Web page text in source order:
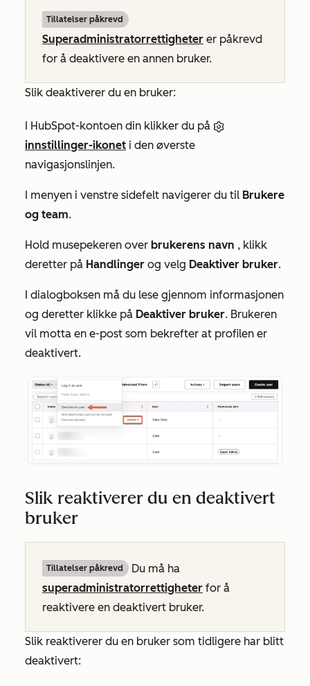
Tillatelser påkrevd
Superadministratorrettigheter er påkrevd
for å deaktivere en annen bruker.
Slik deaktiverer du en bruker:
I HubSpot-kontoen din klikker du på
innstillinger-ikonet i den øverste
navigasjonslinjen.
I menyen i venstre sidefelt navigerer du til Brukere
og team.
Hold musepekeren over brukerens navn , klikk
deretter på Handlinger og velg Deaktiver bruker.
I dialogboksen må du lese gjennom informasjonen
og deretter klikke på Deaktiver bruker. Brukeren
vil motta en e-post som bekrefter at profilen er
deaktivert.
Slik reaktiverer du en deaktivert
bruker
Tillatelser påkrevd
Du må ha
superadministratorrettigheter for å
reaktivere en deaktivert bruker.
Slik reaktiverer du en bruker som tidligere har blitt
deaktivert: